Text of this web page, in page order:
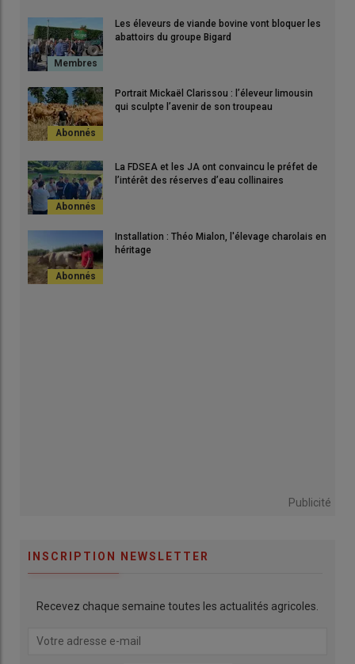
Les éleveurs de viande bovine vont bloquer les
abattoirs du groupe Bigard
Portrait Mickaël Clarissou : l’éleveur limousin
qui sculpte l’avenir de son troupeau
La FDSEA et les JA ont convaincu le préfet de
l’intérêt des réserves d’eau collinaires
Installation : Théo Mialon, l'élevage charolais en
héritage
Publicité
INSCRIPTION NEWSLETTER
Recevez chaque semaine toutes les actualités agricoles.